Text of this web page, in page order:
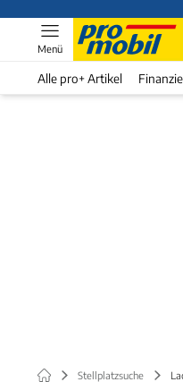
Menü
Alle pro+ Artikel
Stellplatzsuche